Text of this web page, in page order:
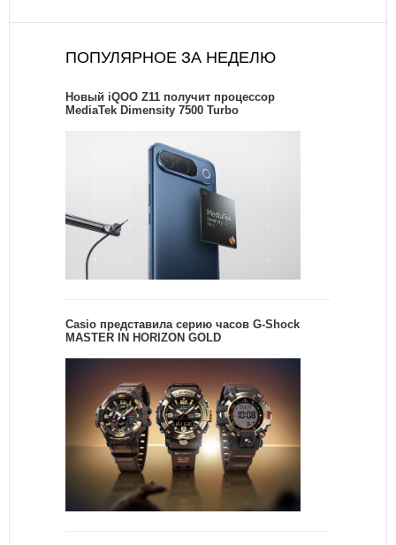
ПОПУЛЯРНОЕ ЗА НЕДЕЛЮ
Новый iQOO Z11 получит процессор
MediaTek Dimensity 7500 Turbo
Casio представила серию часов G-Shock
MASTER IN HORIZON GOLD